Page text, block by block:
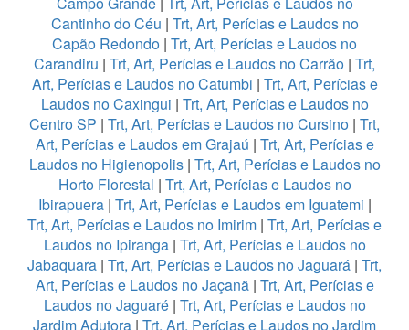
Cantinho do Céu | Trt, Art, Perícias e Laudos no
Capão Redondo | Trt, Art, Perícias e Laudos no
Carandiru | Trt, Art, Perícias e Laudos no Carrão | Trt,
Art, Perícias e Laudos no Catumbi | Trt, Art, Perícias e
Laudos no Caxingui | Trt, Art, Perícias e Laudos no
Centro SP | Trt, Art, Perícias e Laudos no Cursino | Trt,
Art, Perícias e Laudos em Grajaú | Trt, Art, Perícias e
Laudos no Higienopolis| Trt, Art, Perícias e Laudos no
Horto Florestal | Trt, Art, Perícias e Laudos no
Ibirapuera| Trt, Art, Perícias e Laudos em Iguatemi |
Trt, Art, Perícias e Laudos no Imirim | Trt, Art, Perícias e
Laudos no Ipiranga| Trt, Art, Perícias e Laudos no
Jabaquara | Trt, Art, Perícias e Laudos no Jaguará | Trt,
Art, Perícias e Laudos no Jaçanã| Trt, Art, Perícias e
Laudos no Jaguaré| Trt, Art, Perícias e Laudos no
Jardim Adutora | Trt, Art, Perícias e Laudos no Jardim